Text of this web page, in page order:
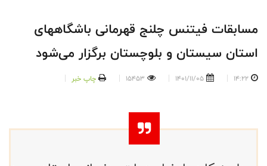
-
-
مسابقات فیتنس چلنج قهرمانی باشگاههای
استان سیستان و بلوچستان برگزار می‌شود
14:22
1401/11/05
15453 چاپ خبر